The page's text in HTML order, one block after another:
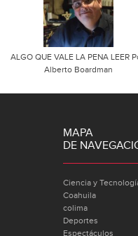
ALGO QUE VALE LA PENA LEER
Alberto Boardman
MAPA
DE
Ciencia y
Coahuila
colima
Deportes
Espectáculos